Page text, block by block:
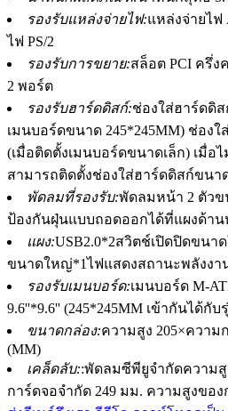
รองรับแหล่งจ่ายไฟ:แหล่งจ่ายไฟ
ไฟ PS/2
รองรับการขยาย:สล็อต PCI ครึ่ง
2 พอร์ต
รองรับฮาร์ดดิสก์:ช่องใส่ฮาร์ดดิส
เมนบอร์ดขนาด 245*245MM) ช่องใ
(เมื่อติดตั้งเมนบอร์ดขนาดเล็ก) เมื่อ
สามารถติดตั้งช่องใส่ฮาร์ดดิสก์ขนาด
พัดลมที่รองรับ:พัดลมหน้า 2 ตัวข
ป้องกันฝุ่นแบบถอดออกได้ที่แผงด้าน
แผง:USB2.0*2สวิตช์เปิดปิดขน
ขนาดใหญ่*1ไฟแสดงสถานะพลังงา
รองรับเมนบอร์ด:เมนบอร์ด M-
9.6''*9.6'' (245*245MM เข้ากันได้กั
ขนาดกล่อง:ความสูง 205×ความ
(MM)
เคล็ดลับ::พัดลมซีพียูจำกัดความสู
การ์ดจอจำกัด 249 มม. ความสูงขอ